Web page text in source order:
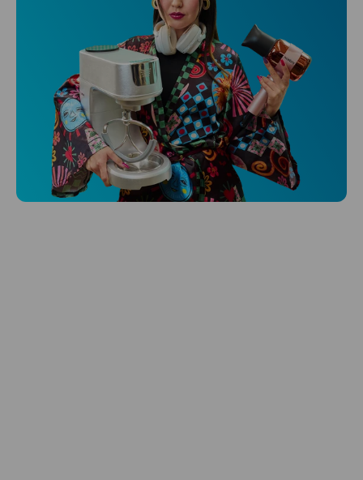
Niceboy ONE Ultra
Hlídá ti zdraví, spánek i pohyb a ještě k
tomu platí.